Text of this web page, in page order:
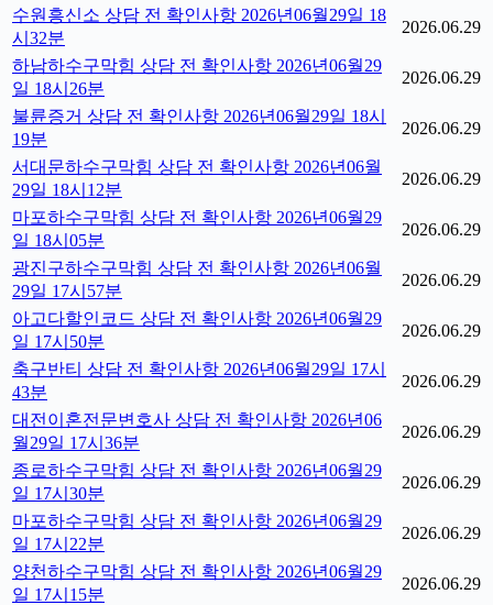
수원흥신소 상담 전 확인사항 2026년06월29일 18
시32분
2026.06.29
하남하수구막힘 상담 전 확인사항 2026년06월29
일 18시26분
2026.06.29
불륜증거 상담 전 확인사항 2026년06월29일 18시
19분
2026.06.29
서대문하수구막힘 상담 전 확인사항 2026년06월
29일 18시12분
2026.06.29
마포하수구막힘 상담 전 확인사항 2026년06월29
일 18시05분
2026.06.29
광진구하수구막힘 상담 전 확인사항 2026년06월
29일 17시57분
2026.06.29
아고다할인코드 상담 전 확인사항 2026년06월29
일 17시50분
2026.06.29
축구반티 상담 전 확인사항 2026년06월29일 17시
43분
2026.06.29
대전이혼전문변호사 상담 전 확인사항 2026년06
월29일 17시36분
2026.06.29
종로하수구막힘 상담 전 확인사항 2026년06월29
일 17시30분
2026.06.29
마포하수구막힘 상담 전 확인사항 2026년06월29
일 17시22분
2026.06.29
양천하수구막힘 상담 전 확인사항 2026년06월29
일 17시15분
2026.06.29